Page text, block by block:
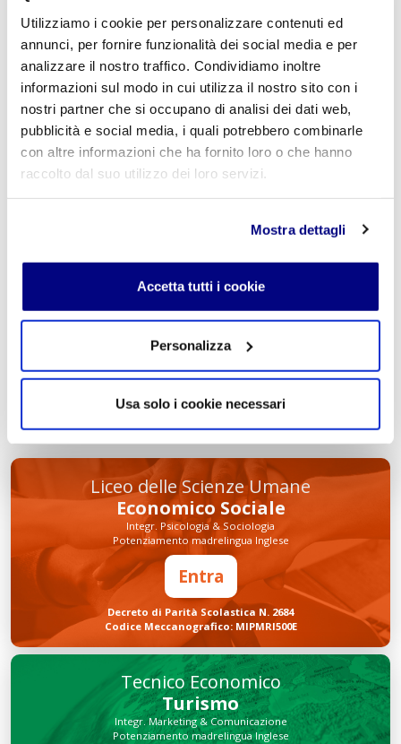
Utilizziamo i cookie per personalizzare contenuti ed
annunci, per fornire funzionalità dei social media e per
analizzare il nostro traffico. Condividiamo inoltre
informazioni sul modo in cui utilizza il nostro sito con i
nostri partner che si occupano di analisi dei dati web,
pubblicità e social media, i quali potrebbero combinarle
con altre informazioni che ha fornito loro o che hanno
raccolto dal suo utilizzo dei loro servizi.
Mostra dettagli
Accetta tutti i cookie
Personalizza
Usa solo i cookie necessari
Commento *
Acconsento al trattamento deidati personali *
INVIA COMMENTO
Liceo delle Scienze Umane
Economico Sociale
Integr. Psicologia & Sociologia
Potenziamento madrelingua Inglese
Entra
Decreto di Parità Scolastica N. 2684
Codice Meccanografico: MIPMRI500E
Tecnico Economico
Turismo
Integr. Marketing & Comunicazione
Potenziamento madrelingua Inglese